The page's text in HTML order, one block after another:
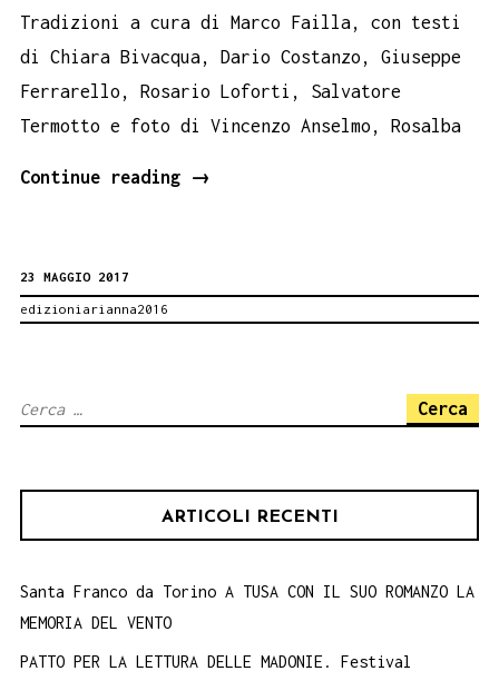
Tradizioni a cura di Marco Failla, con testi
di Chiara Bivacqua, Dario Costanzo, Giuseppe
Ferrarello, Rosario Loforti, Salvatore
Termotto e foto di Vincenzo Anselmo, Rosalba
Continue reading
Collesano
→
23 MAGGIO 2017
edizioniarianna2016
Ricerca
ARTICOLI RECENTI
Santa Franco da Torino A TUSA CON IL SUO ROMANZO LA
MEMORIA DEL VENTO
PATTO PER LA LETTURA DELLE MADONIE. Festival